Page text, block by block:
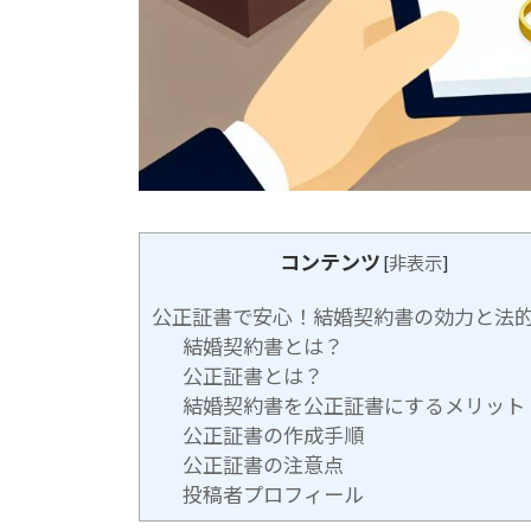
コンテンツ [非表示]
公正証書で安心！結婚契約書の効力と法
結婚契約書とは？
公正証書とは？
結婚契約書を公正証書にするメリット
公正証書の作成手順
公正証書の注意点
投稿者プロフィール